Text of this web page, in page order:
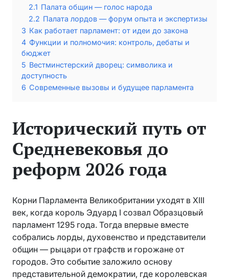
2.1 Палата общин — голос народа
2.2 Палата лордов — форум опыта и экспертизы
3 Как работает парламент: от идеи до закона
4 Функции и полномочия: контроль, дебаты и
бюджет
5 Вестминстерский дворец: символика и
доступность
6 Современные вызовы и будущее парламента
Исторический путь от
Средневековья до
реформ 2026 года
Корни Парламента Великобритании уходят в XIII
век, когда король Эдуард I созвал Образцовый
парламент 1295 года. Тогда впервые вместе
собрались лорды, духовенство и представители
общин — рыцари от графств и горожане от
городов. Это событие заложило основу
представительной демократии, где королевская